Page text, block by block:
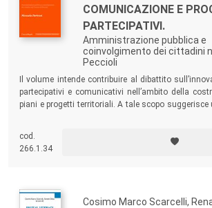
COMUNICAZIONE E
PARTECIPATIVI.
Amministrazione pubblica e
coinvolgimento dei cittadini
Peccioli
Il volume intende contribuire al dibattito
partecipativi e comunicativi nell’ambito della
piani e progetti territoriali. A tale scopo suggerisce
metodologico che mira a superare le
cittadinanza – mediante l’adozione di una
diversi quali interviste informative, focus group e
cod.
266.1.34
Cosimo Marco Scarcelli,